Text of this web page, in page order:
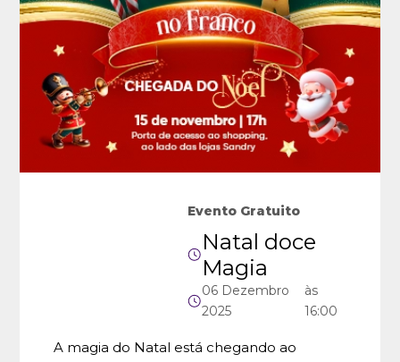
Evento Gratuito
06 Dezembro
2025
às
16:00
Natal doce
Magia
A magia do Natal está chegando ao